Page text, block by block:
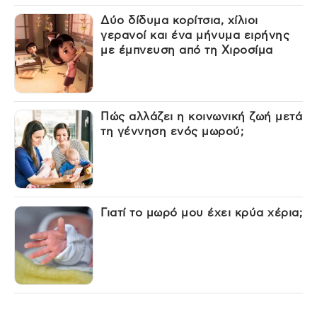
Δύο δίδυμα κορίτσια, χίλιοι
γερανοί και ένα μήνυμα ειρήνης
με έμπνευση από τη Χιροσίμα
Πώς αλλάζει η κοινωνική ζωή μετά
τη γέννηση ενός μωρού;
Γιατί το μωρό μου έχει κρύα χέρια;